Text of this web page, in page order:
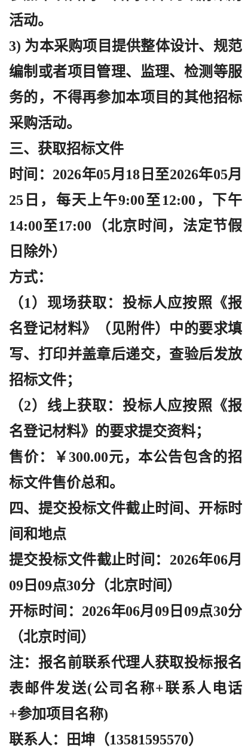
活动。
3) 为本采购项目提供整体设计、规范
编制或者项目管理、监理、检测等服
务的，不得再参加本项目的其他招标
采购活动。
三、获取招标文件
时间： 2026年05月18日至2026年05月
25日，每天上午9:00至12:00，下午
14:00至17:00（北京时间，法定节假
日除外）
方式：
（1）现场获取：投标人应按照《报
名登记材料》（见附件）中的要求填
写、打印并盖章后递交，查验后发放
招标文件；
（2）线上获取：投标人应按照《报
名登记材料》的要求提交资料；
售价：￥300.00元，本公告包含的招
标文件售价总和。
四、提交投标文件截止时间、开标时
间和地点
提交投标文件截止时间： 2026年06月
09日09点30分（北京时间）
开标时间： 2026年06月09日09点30分
（北京时间）
注：报名前联系代理人获取投标报名
表邮件发送(公司名称+联系人电话
+参加项目名称)
联系人：田坤（13581595570）